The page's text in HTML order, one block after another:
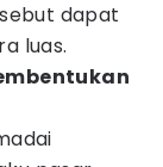
dapat
luas.